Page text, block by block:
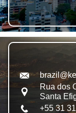
Rua dos
Santa
+55 31